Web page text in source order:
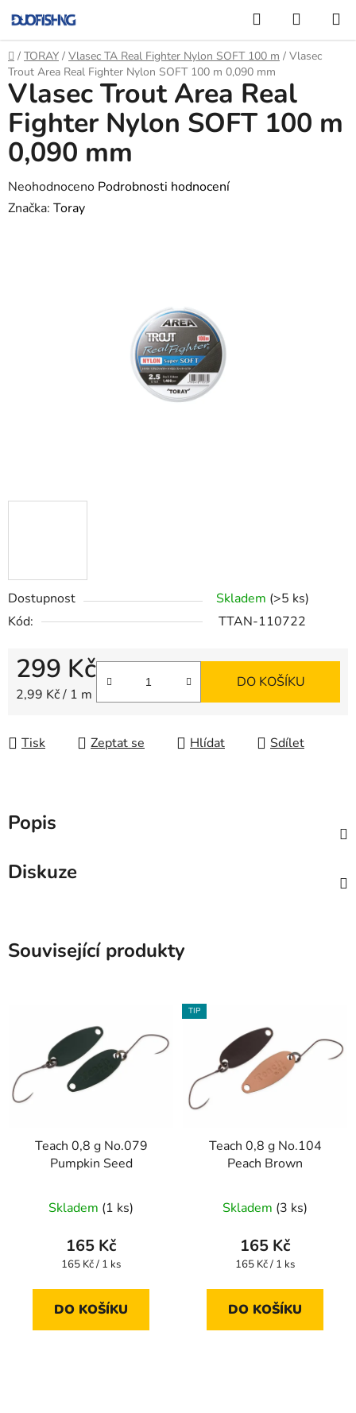
na
obsah
Hledat
KOŠÍK
Domů
/ TORAY / Vlasec TA Real Fighter Nylon SOFT 100 m / Vlasec
Trout Area Real Fighter Nylon SOFT 100 m 0,090 mm
Dostupnost Skladem (>5 ks)
Kód:
TTAN-110722
299 Kč
Měrná cena:
2,99 Kč / 1 m
DO KOŠÍKU
Tisk Zeptat se Hlídat Sdílet
Vlasec Trout Area Real
Fighter Nylon SOFT 100 m
0,090 mm
Průměrné
hodnocení
Neohodnoceno Podrobnosti hodnocení
Značka: Toray
Popis
Diskuze
Související produkty
Teach 0,8 g No.079
Pumpkin Seed
Skladem (1 ks)
165 Kč
Měrná
165 Kč / 1 ks
DO KOŠÍKU
TIP
Teach 0,8 g No.104
Peach Brown
Skladem (3 ks)
165 Kč
Měrná
165 Kč / 1 ks
DO KOŠÍKU